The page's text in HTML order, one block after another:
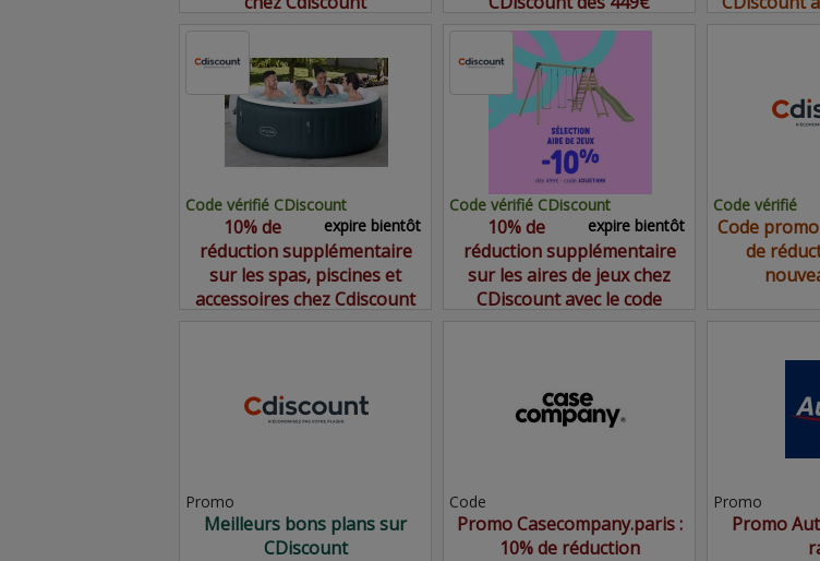
Code vérifié CDiscount
expire bientôt
10% de
réduction supplémentaire
sur les spas, piscines et
accessoires chez Cdiscount
Code vérifié CDiscount
expire bientôt
10% de
réduction supplémentaire
sur les aires de jeux chez
CDiscount avec le code
Code vérifié
Code
de
Promo
Meilleurs bons plans sur
CDiscount
Code
Promo Casecompany.paris :
10% de réduction
Promo
Promo